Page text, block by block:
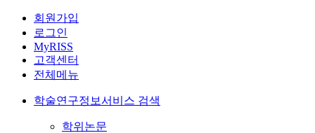
회원가입
로그인
MyRISS
고객센터
전체메뉴
학술연구정보서비스 검색
학위논문